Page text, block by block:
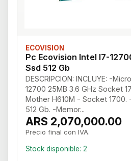
ECOVISION
Pc Ecovision Intel I7-
Ssd 512 Gb
DESCRIPCION: INCLUYE: -
12700 25MB 3.6 GHz Socket
Mother H610M - Socket 1700.
512 Gb. -Memor...
ARS 2,070,000.00
Precio final con IVA.
Stock disponible: 2